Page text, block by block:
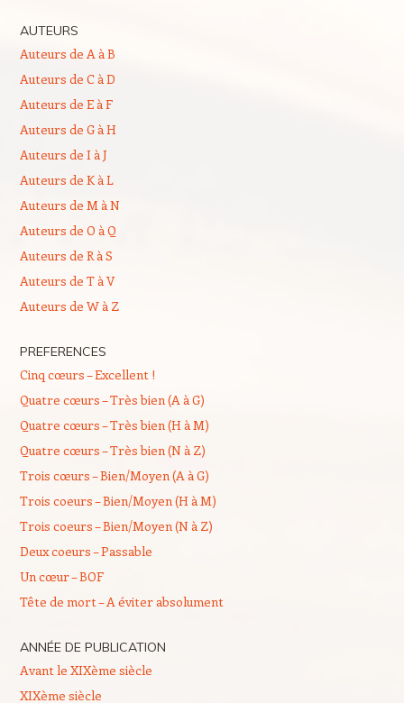
AUTEURS
Auteurs de A à B
Auteurs de C à D
Auteurs de E à F
Auteurs de G à H
Auteurs de I à J
Auteurs de K à L
Auteurs de M à N
Auteurs de O à Q
Auteurs de R à S
Auteurs de T à V
Auteurs de W à Z
PREFERENCES
Cinq cœurs – Excellent !
Quatre cœurs – Très bien (A à G)
Quatre cœurs – Très bien (H à M)
Quatre cœurs – Très bien (N à Z)
Trois cœurs – Bien/Moyen (A à G)
Trois coeurs – Bien/Moyen (H à M)
Trois coeurs – Bien/Moyen (N à Z)
Deux coeurs – Passable
Un cœur – BOF
Tête de mort – A éviter absolument
ANNÉE DE PUBLICATION
Avant le XIXème siècle
XIXème siècle